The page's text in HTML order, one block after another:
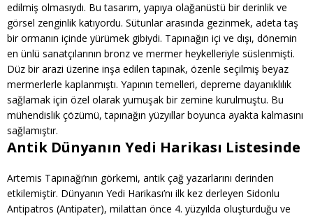
edilmiş olmasıydı. Bu tasarım, yapıya olağanüstü bir derinlik ve
görsel zenginlik katıyordu. Sütunlar arasında gezinmek, adeta taş
bir ormanın içinde yürümek gibiydi. Tapınağın içi ve dışı, dönemin
en ünlü sanatçılarının bronz ve mermer heykelleriyle süslenmişti.
Düz bir arazi üzerine inşa edilen tapınak, özenle seçilmiş beyaz
mermerlerle kaplanmıştı. Yapının temelleri, depreme dayanıklılık
sağlamak için özel olarak yumuşak bir zemine kurulmuştu. Bu
mühendislik çözümü, tapınağın yüzyıllar boyunca ayakta kalmasını
sağlamıştır.
Antik Dünyanın Yedi Harikası Listesinde
Artemis Tapınağı’nın görkemi, antik çağ yazarlarını derinden
etkilemiştir. Dünyanın Yedi Harikası’nı ilk kez derleyen Sidonlu
Antipatros (Antipater), milattan önce 4. yüzyılda oluşturduğu ve